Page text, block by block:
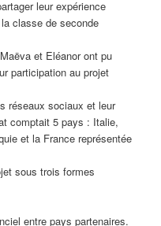
leur expérience
la classe de seconde
et Eléanor ont pu
participation au projet
réseaux sociaux et leur
comptait 5 pays : Italie,
et la France représentée
sous trois formes
entre pays partenaires.